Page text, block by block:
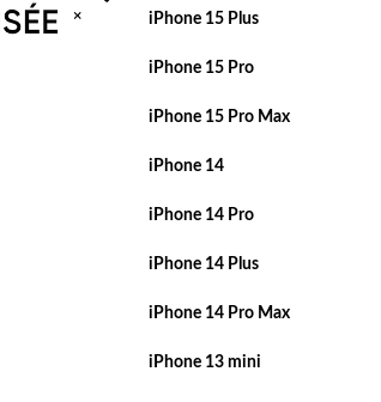
iPhone 15 Plus
iPhone 15 Pro
iPhone 15 Pro Max
iPhone 14
iPhone 14 Pro
iPhone 14 Plus
iPhone 14 Pro Max
iPhone 13 mini